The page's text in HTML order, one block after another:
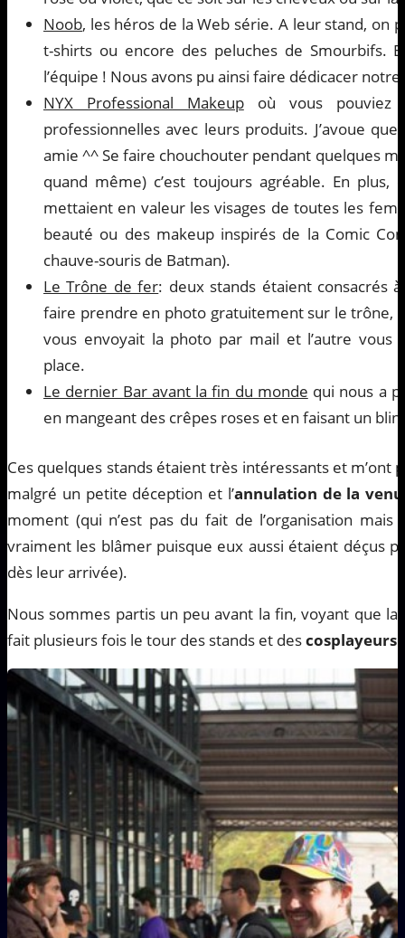
Noob, les héros de la Web série. A leur stand, on
t-shirts ou encore des peluches de Smourbifs.
l’équipe ! Nous avons pu ainsi faire dédicacer
NYX Professional Makeupoù vous pouviez
professionnelles avec leurs produits. J’avoue
amie ^^ Se faire chouchouter pendant quelques
quand même) c’est toujours agréable. En
mettaient en valeur les visages de toutes les
beauté ou des makeup inspirés de la Comic
chauve-souris de Batman).
Le Trône de fer: deux stands étaient consacrés
faire prendre en photo gratuitement sur le trône,
vous envoyait la photo par mail et l’autre vous
place.
Le dernier Bar avant la fin du monde qui nous a
en mangeant des crêpes roses et en faisant un
Ces quelques stands étaient très intéressants et m’ont
malgré un petite déception et l’annulation de la
moment (qui n’est pas du fait de l’organisation
vraiment les blâmer puisque eux aussi étaient déçus
dès leur arrivée).
Nous sommes partis un peu avant la fin, voyant que
fait plusieurs fois le tour des stands et descosplayeurs